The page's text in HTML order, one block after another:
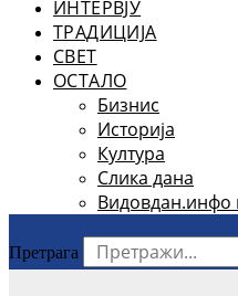
ИНТЕРВЈУ
ТРАДИЦИЈА
СВЕТ
ОСТАЛО
Бизнис
Историја
Култура
Слика дана
Видовдан.инфо
Претрага